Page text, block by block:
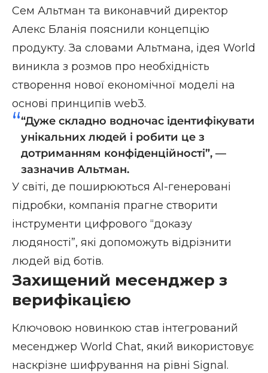
Сем Альтман та виконавчий директор
Алекс Бланія пояснили концепцію
продукту. За словами Альтмана, ідея World
виникла з розмов про необхідність
створення нової економічної моделі на
основі принципів web3.
“Дуже складно водночас ідентифікувати
унікальних людей і робити це з
дотриманням конфіденційності”, —
зазначив Альтман.
У світі, де поширюються AI-генеровані
підробки, компанія прагне створити
інструменти цифрового “доказу
людяності”, які допоможуть відрізнити
людей від ботів.
Захищений месенджер з
верифікацією
Ключовою новинкою став інтегрований
месенджер World Chat, який використовує
наскрізне шифрування на рівні Signal .